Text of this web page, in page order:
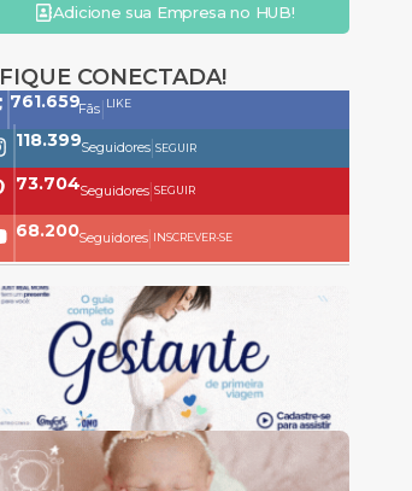
Adicione sua Empresa no HUB!
FIQUE CONECTADA!
761.659Fãs LIKE
118.399Seguidores|SEGUIR
73.704Seguidores|SEGUIR
68.200Seguidores| INSCREVER-SE